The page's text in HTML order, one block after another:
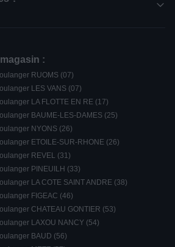
:
RUOMS (07)
LES VANS (07)
LA FLOTTE EN RE (17)
BAUME-LES-DAMES (25)
NYONS (26)
ETOILE-SUR-RHONE (26)
REVEL (31)
PINEUILH (33)
LA COTE SAINT ANDRE (38)
FIGEAC (46)
CHATEAU GONTIER (53)
LAXOU NANCY (54)
BAUD (56)